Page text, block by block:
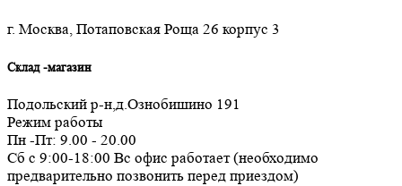
г. Москва, Потаповская Роща 26 корпус 3
Склад -магазин
Подольский р-н,д.Ознобишино 191
Режим работы
Пн -Пт: 9.00 - 20.00
Сб с 9:00-18:00 Вс офис работает (необходимо
предварительно позвонить перед приездом)